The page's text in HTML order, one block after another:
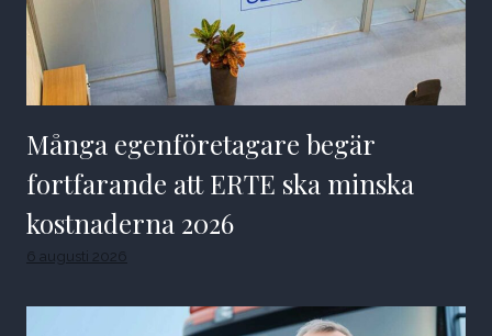
Många egenföretagare begär
fortfarande att ERTE ska minska
kostnaderna 2026
6 augusti 2026